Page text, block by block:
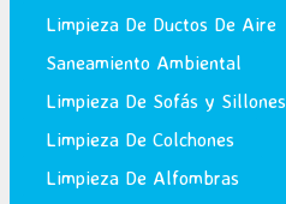
Limpieza De Ductos De Aire
Saneamiento Ambiental
Limpieza De Sofás y Sillones
Limpieza De Colchones
Limpieza De Alfombras